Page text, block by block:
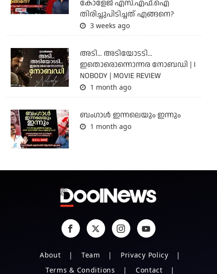
കോളേജ് എസ്.എഫ്.ഐ
തിരിച്ചുപിടിച്ചത് എങ്ങനെ?
3 weeks ago
അടി... അടിയോടടി...
ഇതൊരൊന്നൊന്നര നോബഡി | I
NOBODY | MOVIE REVIEW
1 month ago
ബംഗാള്‍ ഇന്നലെയും ഇന്നും
1 month ago
About Team
Privacy Policy
Terms & Conditions
Contact